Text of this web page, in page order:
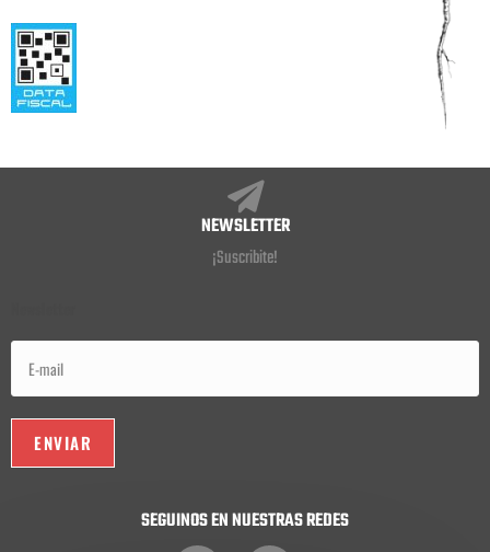
NEWSLETTER
¡Suscribite!
SEGUINOS EN NUESTRAS REDES